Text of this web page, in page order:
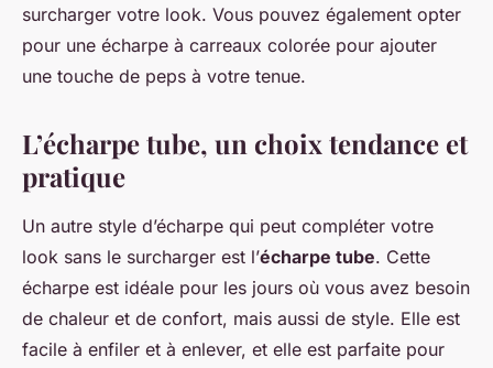
surcharger votre look. Vous pouvez également opter
pour une écharpe à carreaux colorée pour ajouter
une touche de peps à votre tenue.
L’écharpe tube, un choix tendance et
pratique
Un autre style d’écharpe qui peut compléter votre
look sans le surcharger est l’écharpe tube. Cette
écharpe est idéale pour les jours où vous avez besoin
de chaleur et de confort, mais aussi de style. Elle est
facile à enfiler et à enlever, et elle est parfaite pour